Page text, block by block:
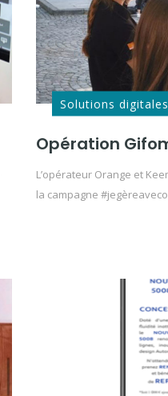
Solutions digitales
Opération
L’opérateur Orange et
la campagne